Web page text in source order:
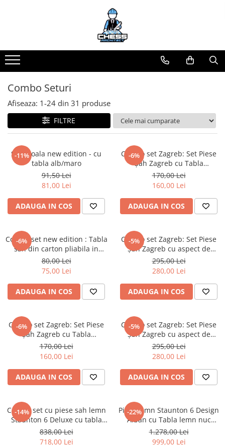
Accesorii
Accesorii tabla
Ceasuri Pentru Diverse Jocuri
Ceasuri
Cluburi Si Scoli
Colectie De Partide
colectie de partide
Computere de sah
Deschideri
DGT
Finaluri
Instruire Generala
Lemn De Boxwood
Lemn De Sheesham
Piese de sah DGT
Piese De Sah Tematice Din Plastic
Piese Din Lemn
Piese Din Plastic
Piese rezerva
Piese sah electronice
Piese sah electronice
Conținut Video
Faza 3
Universul Chess Architect
Kit Chess Architect
Experiențe Șahiste
Combo Seturi
Afiseaza: 1-24 din 31 produse
FILTRE
-11%
Set Scoala new edition - cu
tabla alb/maro
91,50 Lei
81,00 Lei
ADAUGA IN COS
-6%
Combo set Zagreb: Set Piese
Șah Zagreb cu Tabla
Mousepad Imitatie lemn
170,00 Lei
160,00 Lei
ADAUGA IN COS
-6%
Combo set new edition : Tabla
sah din carton pliabila in
4+Piese de sah din plastic no.
4- light
80,00 Lei
75,00 Lei
ADAUGA IN COS
-5%
Combo set Zagreb: Set Piese
Șah Zagreb cu aspect de
lemn/ Tabla Mousepad
Imitatie lemn
295,00 Lei
280,00 Lei
ADAUGA IN COS
-6%
Combo set Zagreb: Set Piese
Șah Zagreb cu Tabla
Mousepad alb/negru
170,00 Lei
160,00 Lei
ADAUGA IN COS
-5%
Combo set Zagreb: Set Piese
Șah Zagreb cu aspect de
lemn/ Tabla Mousepad
alb/negru
295,00 Lei
280,00 Lei
ADAUGA IN COS
-14%
Combo set cu piese sah lemn
Staunton 6 Deluxe cu tabla
sah, mahon 58mm
838,00 Lei
718,00 Lei
-22%
Piese lemn Staunton 6 Design
Alban cu Tabla lemn nuc
Rechapados 55mm
1.278,00 Lei
999,00 Lei